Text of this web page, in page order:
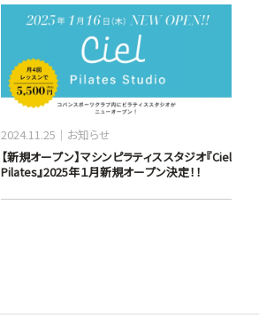
【新規オープン】マシンピラティススタジオ『Ciel
Pilates』2025年１月新規オープン決定！！
2024.11.25
お知らせ